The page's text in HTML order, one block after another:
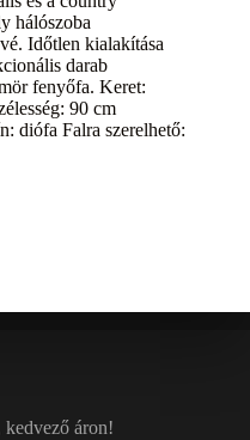
hálószoba
Időtlen kialakítása
darab
fenyőfa. Keret:
90 cm
diófa Falra szerelhető:
áron!